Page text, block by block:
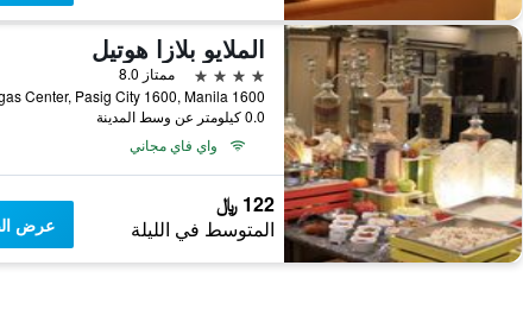
الملايو بلازا هوتيل
4 نجوم
ممتاز 8.0
0.0 كيلومتر عن وسط المدينة
واي فاي مجاني
122 ﷼
المتوسط في الليلة عرض